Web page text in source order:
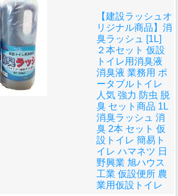
【建設ラッシュオ
リジナル商品】消
臭ラッシュ [1L]
２本セット 仮設
トイレ用消臭液
消臭液 業務用 ポ
ータブルトイレ
人気 強力 防虫 脱
臭 セット商品 1L
消臭ラッシュ 消
臭 2本 セット 仮
設トイレ 簡易ト
イレ ハマネツ 日
野興業 旭ハウス
工業 仮設便所 農
業用仮設トイレ